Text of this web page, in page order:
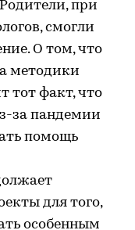
при
смогли
О том, что
методики
тот факт, что
за пандемии
помощь
для того,
особенным